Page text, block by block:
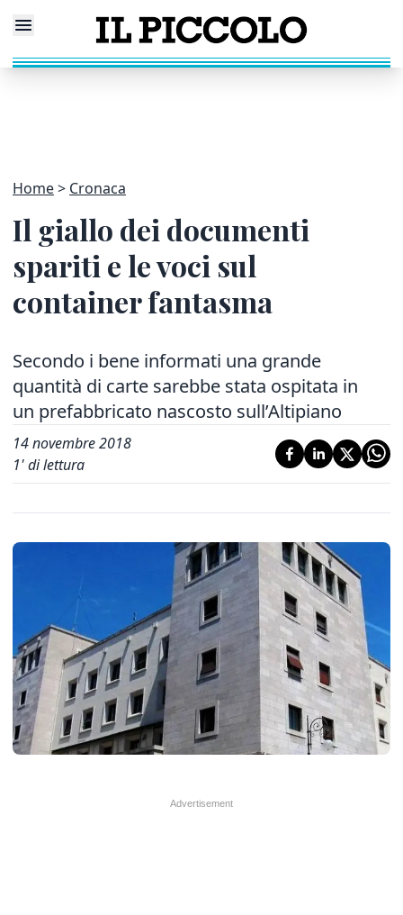
Home Cronaca
Il giallo dei documenti
spariti e le voci sul
container fantasma
Secondo i bene informati una grande
quantità di carte sarebbe stata ospitata in
un prefabbricato nascosto sull’Altipiano
14 novembre 2018
1' di lettura